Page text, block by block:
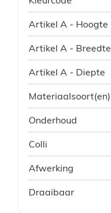
Artikel A - Hoogte
Artikel A - Breedte
Artikel A - Diepte
Materiaalsoort(en)
Onderhoud
Colli
Afwerking
Draaibaar